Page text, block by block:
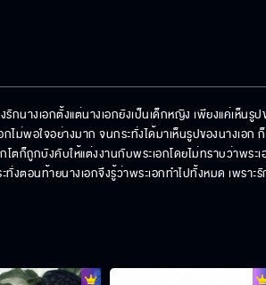
รักนางเอกตั้งแต่นางเอกยังเป็นเด็กหญิง เพียงแค่เห็น
กไม่พอใจอย่างมาก จนกระทั่งได้มาเห็นรูปของนางเอ
ตก็ถูกบังคับให้แต่งงานกับพระเอกโดยไม่ทราบว่าพระ
งตอนท้ายนางเอกจึงรู้ว่าพระเอกทำไปทั้งหมด เพราะรั